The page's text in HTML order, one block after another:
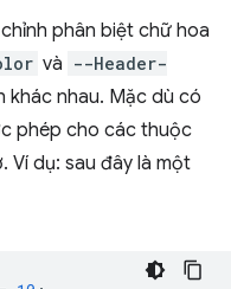
phân biệt chữ hoa
và --Header-
khác nhau. Mặc dù có
phép cho các thuộc
Ví dụ: sau đây là một